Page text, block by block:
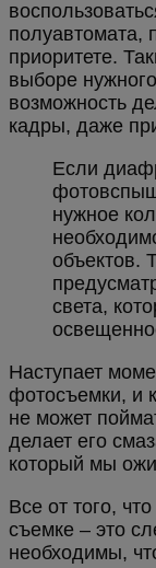
полуавтомата,
приоритете.
выборе
возможность
кадры, даже
Если
нужное
объектов.
света,
Наступает
фотосъемки, и
не может
делает его
который мы
Все от того,
съемке – это
необходимы,